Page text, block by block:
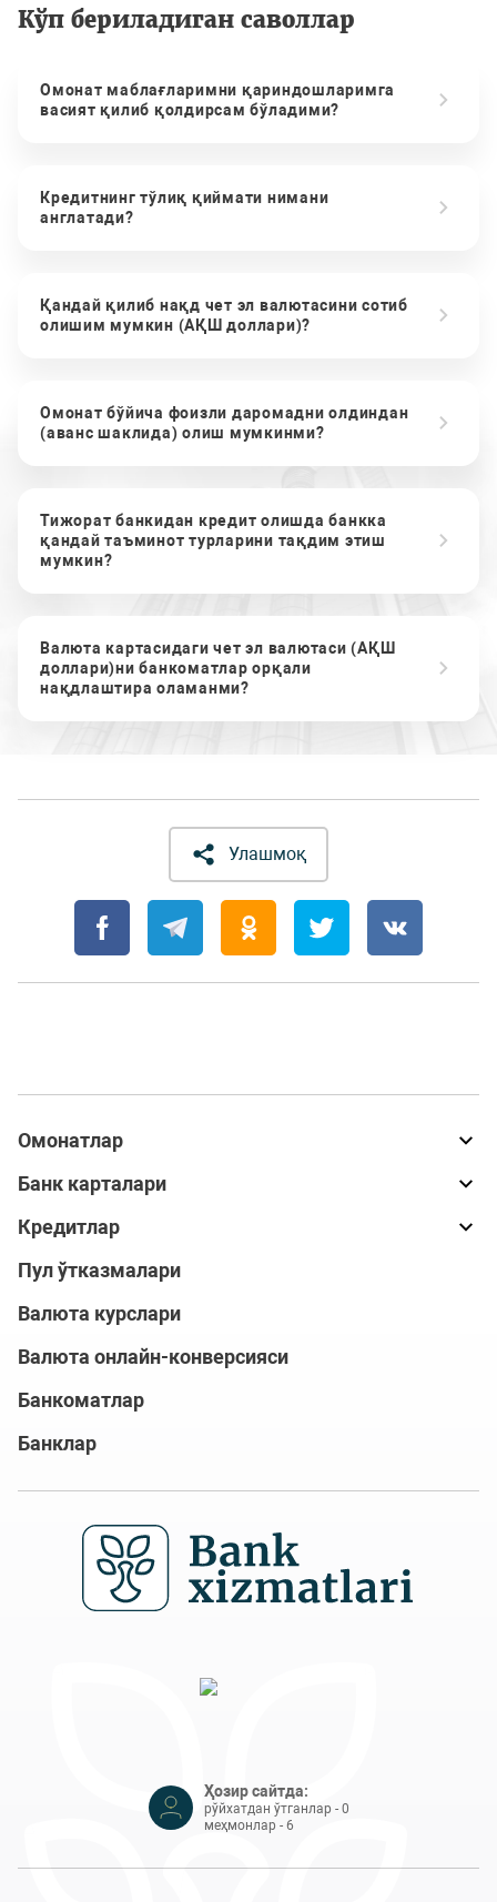
Кўп бериладиган саволлар
Омонат маблағларимни қариндошларимга
васият қилиб қолдирсам бўладими?
Кредитнинг тўлиқ қиймати нимани
англатади?
Қандай қилиб нақд чет эл валютасини сотиб
олишим мумкин (АҚШ доллари)?
Омонат бўйича фоизли даромадни олдиндан
(аванс шаклида) олиш мумкинми?
Тижорат банкидан кредит олишда банкка
қандай таъминот турларини тақдим этиш
мумкин?
Валюта картасидаги чет эл валютаси (АҚШ
доллари)ни банкоматлар орқали
нақдлаштира оламанми?
Улашмоқ
Омонатлар
Банк карталари
Кредитлар
Пул ўтказмалари
Валюта курслари
Валюта онлайн-конверсияси
Банкоматлар
Банклар
Ҳозир сайтда:
рўйхатдан ўтганлар - 0
меҳмонлар - 6